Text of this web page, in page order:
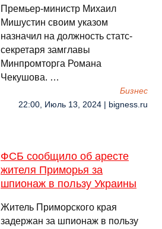
Премьер-министр Михаил
Мишустин своим указом
назначил на должность статс-
секретаря замглавы
Минпромторга Романа
Чекушова. …
Бизнес
22:00, Июль 13, 2024 | bigness.ru
ФСБ сообщило об аресте
жителя Приморья за
шпионаж в пользу Украины
Житель Приморского края
задержан за шпионаж в пользу